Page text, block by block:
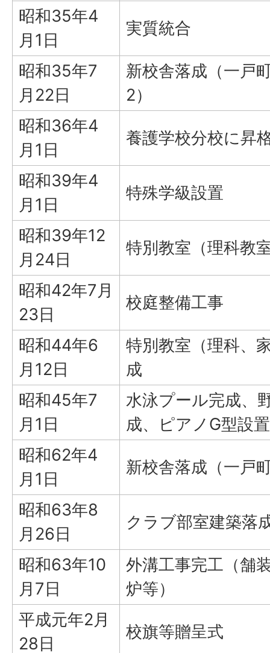
昭和35年4
月1日
実質統合
昭和35年7
月22日
新校舎落成（一戸
2）
昭和36年4
月1日
養護学校分校に昇
昭和39年4
月1日
特殊学級設置
昭和39年12
月24日
特別教室（理科教
昭和42年7月
23日
校庭整備工事
昭和44年6
月12日
特別教室（理科、
成
昭和45年7
月1日
水泳プール完成、
成、ピアノG型設置
昭和62年4
月1日
新校舎落成（一戸
昭和63年8
月26日
クラブ部室建築落
昭和63年10
月7日
外溝工事完工（舗
炉等）
平成元年2月
28日
校旗等贈呈式